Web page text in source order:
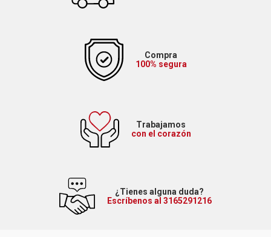
Compra
100% segura
Trabajamos
con el corazón
¿Tienes alguna duda?
Escríbenos al 3165291216